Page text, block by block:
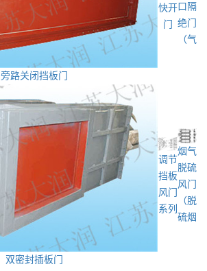
旁路关闭挡板门
快开
门
口隔
绝门
（气
双密封插板门
调节
挡板
风门
系列
烟气
脱硫
风门
（脱
硫烟